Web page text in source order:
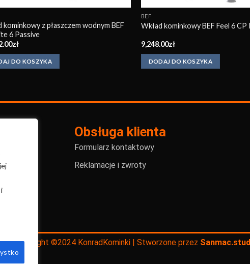
kominkowy z płaszczem wodnym BEF
6 Passive
zł
DO KOSZYKA
BEF
Wkład kominkowy BEF Feel 6 CP
9,248.00zł
DODAJ DO KOSZYKA
Obsługa klienta
Formularz kontaktowy
Reklamacje i zwroty
Copyright ©2024 KonradKominki | Stworzone przez